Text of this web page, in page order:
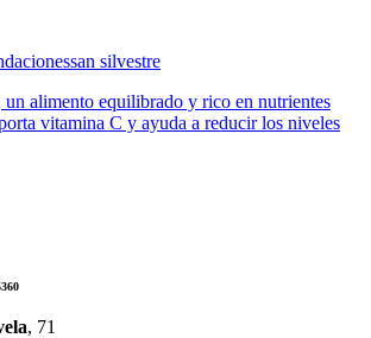
san silvestre
alimento equilibrado y rico en nutrientes
vitamina C y ayuda a reducir los niveles
, 71